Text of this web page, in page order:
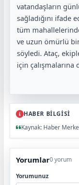
vatandaşların
sağladığını ifade
tüm
ve uzun ömürlü
söyledi. Ataç,
için
HABER BİLGİSİ
Kaynak: Haber
Yorumlar0 yorum
Yorumunuz